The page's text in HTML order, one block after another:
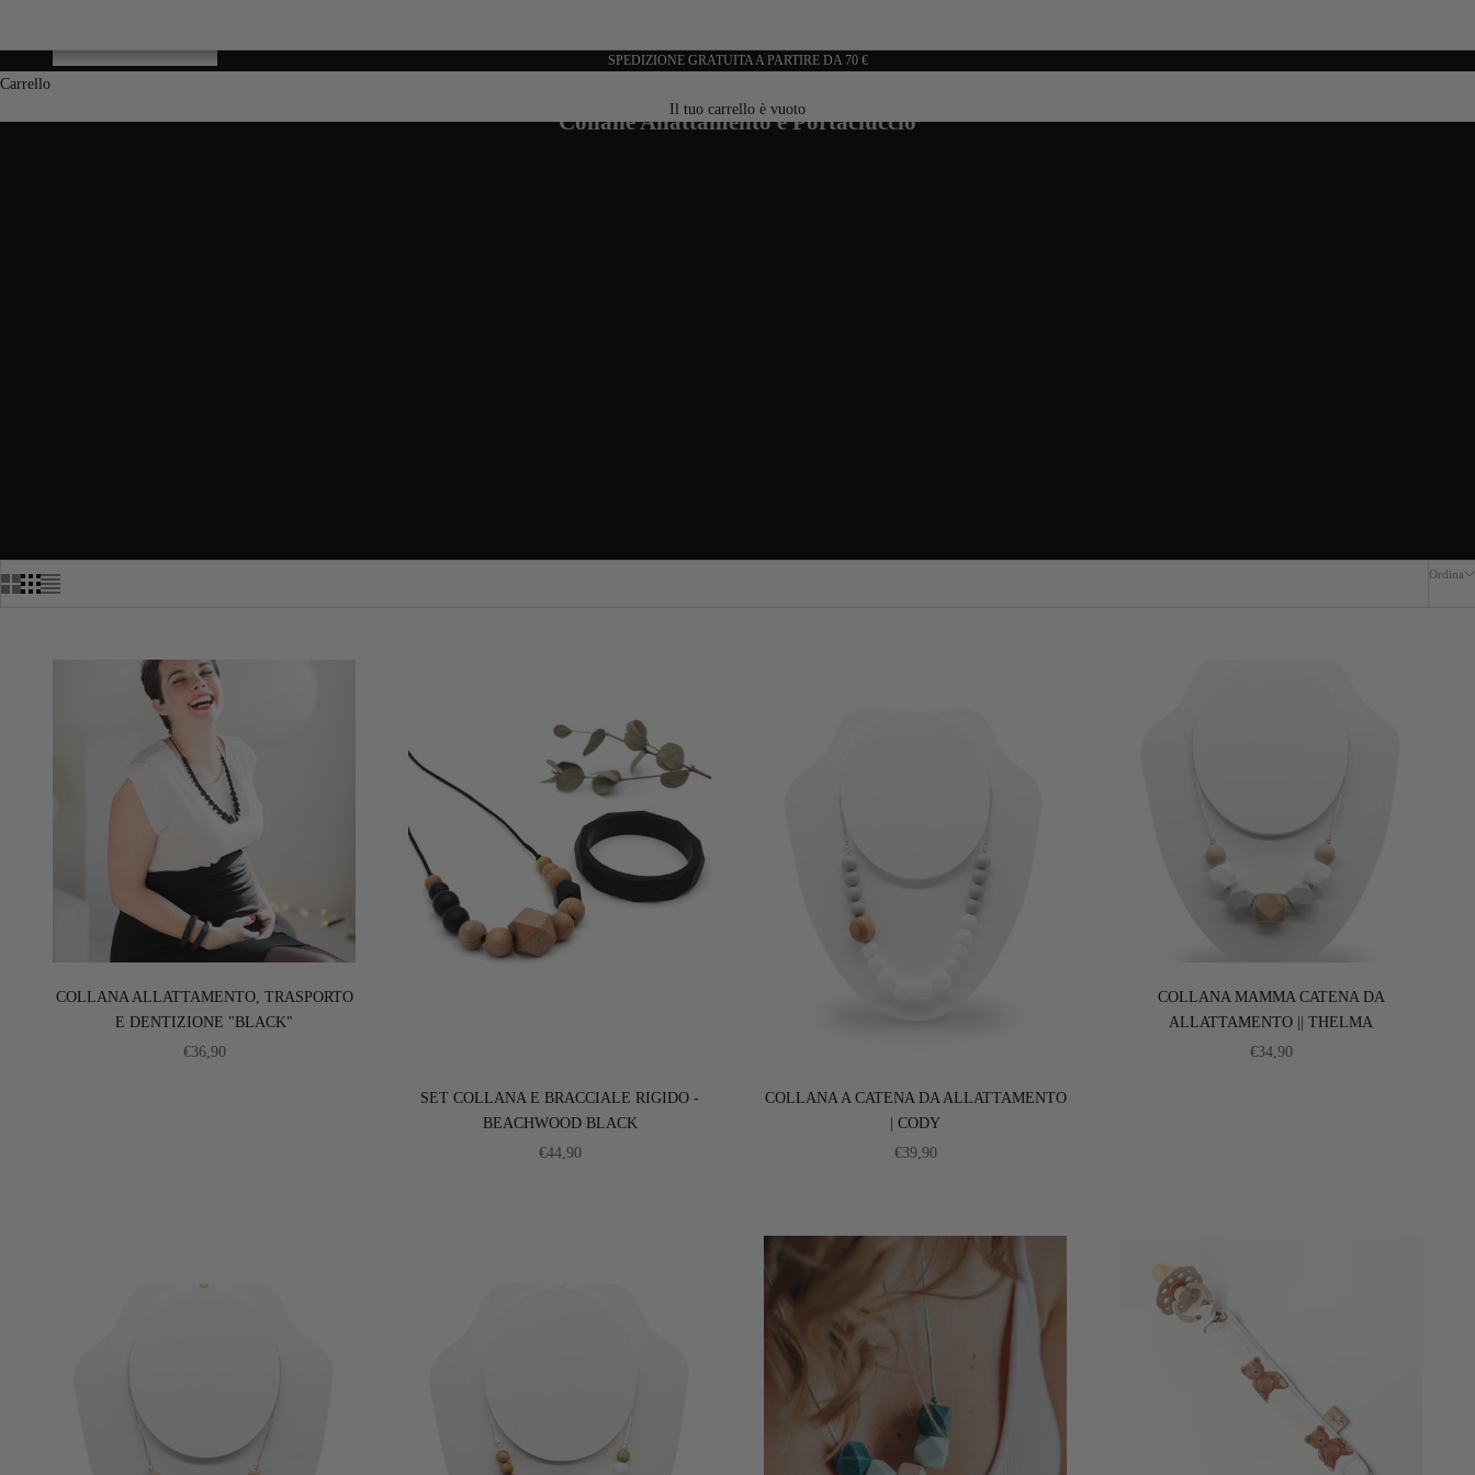
SPEDIZIONE GRATUITA A PARTIRE DA 70 €
Carrello
Il tuo carrello è vuoto
Collane Allattamento e Portaciuccio
Ordina
COLLANA ALLATTAMENTO, TRASPORTO
E DENTIZIONE "BLACK"
PREZZO SCONTATO
€36,90
SET COLLANA E BRACCIALE RIGIDO -
BEACHWOOD BLACK
PREZZO SCONTATO
€44,90
COLLANA A CATENA DA ALLATTAMENTO
| CODY
PREZZO SCONTATO
€39,90
COLLANA MAMMA CATENA DA
ALLATTAMENTO || THELMA
PREZZO SCONTATO
€34,90